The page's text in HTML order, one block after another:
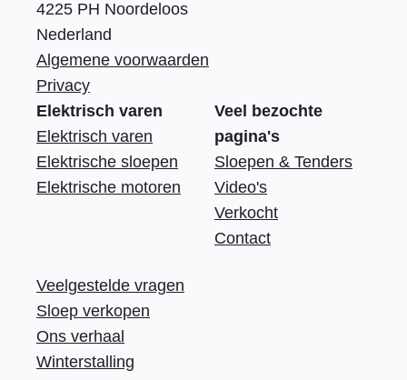
4225 PH Noordeloos
Nederland
Algemene voorwaarden
Privacy
Elektrisch varen
Elektrisch varen
Elektrische sloepen
Elektrische motoren
Veel bezochte
pagina's
Sloepen & Tenders
Video's
Verkocht
Contact
Veelgestelde vragen
Sloep verkopen
Ons verhaal
Winterstalling